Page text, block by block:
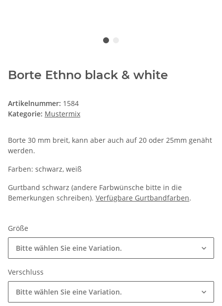
Borte Ethno black & white
Artikelnummer: 1584
Kategorie: Mustermix
Borte 30 mm breit, kann aber auch auf 20 oder 25mm genäht
werden.
Farben: schwarz, weiß
Gurtband schwarz (andere Farbwünsche bitte in die
Bemerkungen schreiben). Verfügbare Gurtbandfarben.
Größe
Bitte wählen Sie eine Variation.
Verschluss
Bitte wählen Sie eine Variation.